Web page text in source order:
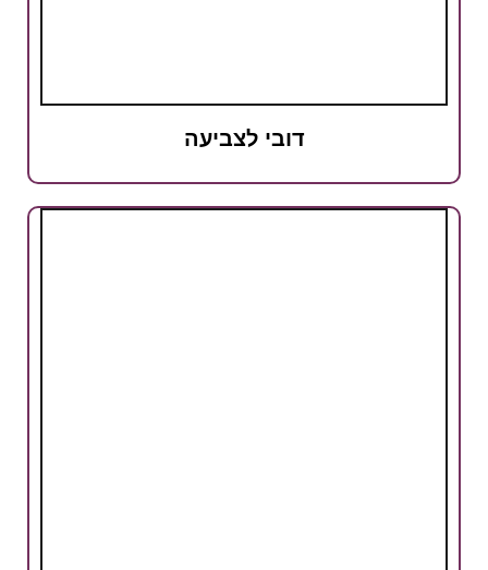
דובי לצביעה